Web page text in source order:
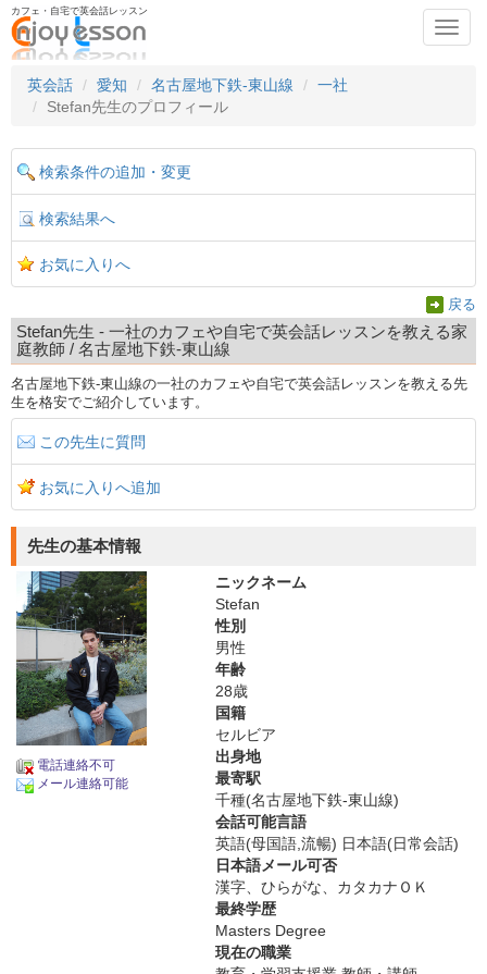
カフェ・自宅で英会話レッスン
英会話
愛知 名古屋地下鉄-東山線
一社
Stefan先生のプロフィール
検索条件の追加・変更
検索結果へ
お気に入りへ
戻る
Stefan先生 - 一社のカフェや自宅で英会話レッスンを教える家
庭教師 / 名古屋地下鉄-東山線
名古屋地下鉄-東山線の一社のカフェや自宅で英会話レッスンを教える先
生を格安でご紹介しています。
この先生に質問
お気に入りへ追加
先生の基本情報
電話連絡不可
メール連絡可能
ニックネーム
Stefan
性別
男性
年齢
28歳
国籍
セルビア
出身地
最寄駅
千種(名古屋地下鉄-東山線)
会話可能言語
英語(母国語,流暢) 日本語(日常会話)
日本語メール可否
漢字、ひらがな、カタカナＯＫ
最終学歴
Masters Degree
現在の職業